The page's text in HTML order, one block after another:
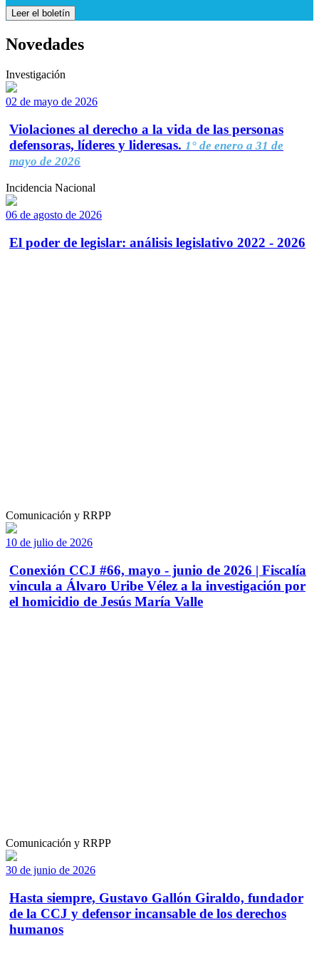
Leer el boletín
Novedades
Investigación
02 de mayo de 2026
Violaciones al derecho a la vida de las personas
defensoras, líderes y lideresas. 1° de enero a 31 de
mayo de 2026
Incidencia Nacional
06 de agosto de 2026
El poder de legislar: análisis legislativo 2022 - 2026
Comunicación y RRPP
10 de julio de 2026
Conexión CCJ #66, mayo - junio de 2026 | Fiscalía
vincula a Álvaro Uribe Vélez a la investigación por
el homicidio de Jesús María Valle
Comunicación y RRPP
30 de junio de 2026
Hasta siempre, Gustavo Gallón Giraldo, fundador
de la CCJ y defensor incansable de los derechos
humanos